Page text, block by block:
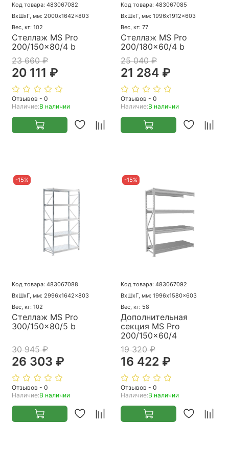
Код товара: 483067082
ВхШхГ, мм: 2000x1642x803
Вес, кг: 102
Стеллаж MS Pro
200/150x80/4 b
23 660 ₽
20 111 ₽
Отзывов - 0
Наличие:В наличии
Код товара: 483067085
ВхШхГ, мм: 1996x1912x603
Вес, кг: 77
Стеллаж MS Pro
200/180x60/4 b
25 040 ₽
21 284 ₽
Отзывов - 0
Наличие:В наличии
-15%
Код товара: 483067088
ВхШхГ, мм: 2996x1642x803
Вес, кг: 102
Стеллаж MS Pro
300/150x80/5 b
30 945 ₽
26 303 ₽
Отзывов - 0
Наличие:В наличии
-15%
Код товара: 483067092
ВхШхГ, мм: 1996x1580x603
Вес, кг: 58
Дополнительная
секция MS Pro
200/150x60/4
19 320 ₽
16 422 ₽
Отзывов - 0
Наличие:В наличии